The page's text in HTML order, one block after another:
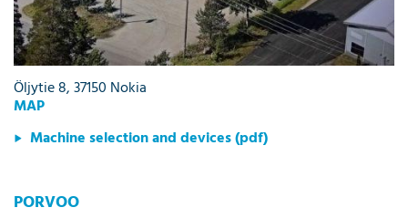
Öljytie 8, 37150 Nokia
MAP
Machine selection and devices (pdf)
PORVOO